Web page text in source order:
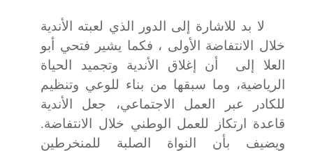
لا بد للاشارة إلى الدور الذي لعبته الأندية
خلال الانتفاضة الأولى ، فكما يشير فتحي أبو
العلا إلى
أن إغلاق الأندية وتجميد الحياة
الرياضية، وما سبقها من بناء للوعي وتنظيم
للكادر عبر العمل الاجتماعي، جعل الأندية
قاعدة ارتكاز للعمل الوطني خلال الانتفاضة.
ويضيف بأن النواة الصلبة للمنخرطين